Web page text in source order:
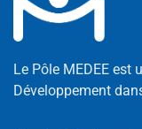
Le Pôle MEDEE est
Développement